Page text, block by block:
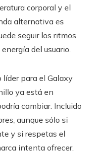
corporal y el
alternativa es
seguir los ritmos
del usuario.
para el Galaxy
ya está en
cambiar. Incluido
aunque sólo si
y si respetas el
intenta ofrecer.